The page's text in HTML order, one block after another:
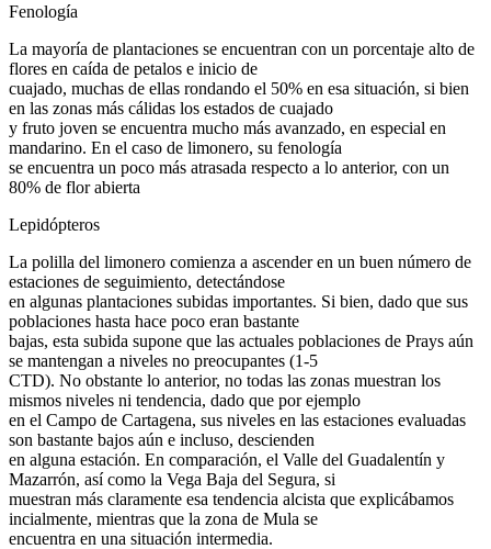
Fenología
La mayoría de plantaciones se encuentran con un porcentaje alto de
flores en caída de petalos e inicio de
cuajado, muchas de ellas rondando el 50% en esa situación, si bien
en las zonas más cálidas los estados de cuajado
y fruto joven se encuentra mucho más avanzado, en especial en
mandarino. En el caso de limonero, su fenología
se encuentra un poco más atrasada respecto a lo anterior, con un
80% de flor abierta
Lepidópteros
La polilla del limonero comienza a ascender en un buen número de
estaciones de seguimiento, detectándose
en algunas plantaciones subidas importantes. Si bien, dado que sus
poblaciones hasta hace poco eran bastante
bajas, esta subida supone que las actuales poblaciones de Prays aún
se mantengan a niveles no preocupantes (1-5
CTD). No obstante lo anterior, no todas las zonas muestran los
mismos niveles ni tendencia, dado que por ejemplo
en el Campo de Cartagena, sus niveles en las estaciones evaluadas
son bastante bajos aún e incluso, descienden
en alguna estación. En comparación, el Valle del Guadalentín y
Mazarrón, así como la Vega Baja del Segura, si
muestran más claramente esa tendencia alcista que explicábamos
incialmente, mientras que la zona de Mula se
encuentra en una situación intermedia.